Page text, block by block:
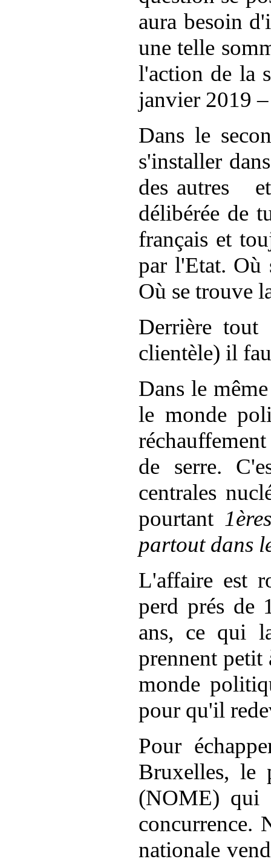
aura besoin
une telle
l'action de la
janvier 2019
Dans le
s'installer
des autres
délibérée de
français et
par l'Etat. Où
Où se trouve
Derrière tout
clientèle) il
Dans le
le monde
de serre.
centrales
pourtant
partout dans
L'affaire est
perd prés de
ans, ce qui
prennent petit
monde
pour qu'il
Pour
Bruxelles,
(NOME) qui
concurrence.
nationale